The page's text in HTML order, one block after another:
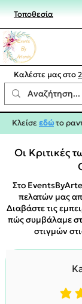
Τοποθεσία
Καλέστε μας στο
Κλείσεεδώτο
Οι Κριτικές
Στο
πελατών μας
Διαβάστε τις
πώς συμβάλαμε
στιγμών